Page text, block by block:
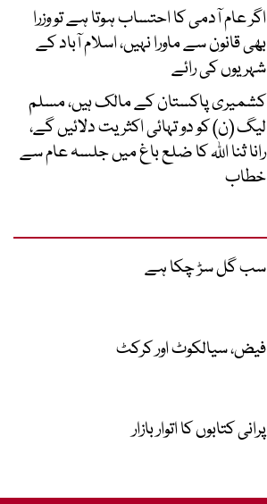
اگر عام آدمی کا احتساب ہوتا ہے تو وزرا
بھی قانون سے ماورا نہیں، اسلام آباد کے
شہریوں کی رائے
کشمیری پاکستان کے مالک ہیں، مسلم
لیگ (ن) کو دو تہائی اکثریت دلائیں گے،
رانا ثنا اللہ کا ضلع باغ میں جلسہ عام سے
خطاب
سب گل سڑ چکا ہے
فیض، سیالکوٹ اور کرکٹ
پرانی کتابوں کا اتوار بازار